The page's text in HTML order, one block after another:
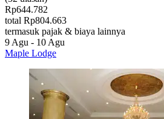
Rp644.782
total Rp804.663
termasuk pajak & biaya lainnya
9 Agu - 10 Agu
Maple Lodge